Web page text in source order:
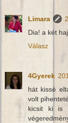
Limara
Dia! a két
Válasz
4Gyerek
hát kissé
volt
kicsit ki is